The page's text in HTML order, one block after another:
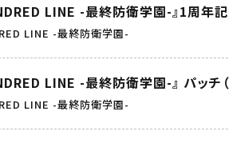
LINE -最終防衛学園-』1周年記
LINE -最終防衛学園-
LINE -最終防衛学園-』 パッチ
LINE -最終防衛学園-